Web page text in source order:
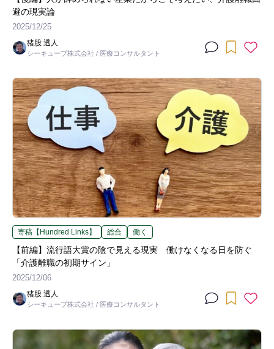
避の現実論
2025/12/25
猪股 透人
シーキューブ株式会社 / 医療コンサルタント
寄稿【Hundred Links】 総合 働く
【前編】流行語大賞の陰で見える現実 働けなくなる日を防ぐ
「介護離職の初期サイン」
2025/12/06
猪股 透人
シーキューブ株式会社 / 医療コンサルタント